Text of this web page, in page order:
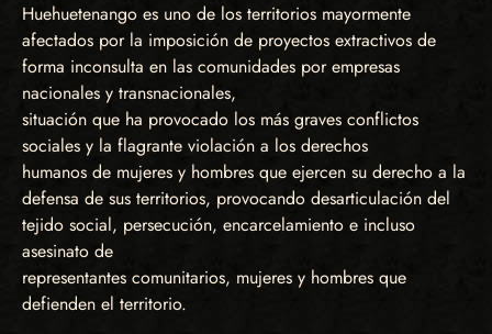
Huehuetenango es uno de los territorios mayormente
afectados por la imposición de proyectos extractivos de
forma inconsulta en las comunidades por empresas
nacionales y transnacionales,
situación que ha provocado los más graves conflictos
sociales y la flagrante violación a los derechos
humanos de mujeres y hombres que ejercen su derecho a la
defensa de sus territorios, provocando desarticulación del
tejido social, persecución, encarcelamiento e incluso
asesinato de
representantes comunitarios, mujeres y hombres que
defienden el territorio.